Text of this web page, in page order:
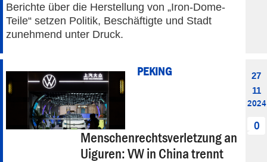
Berichte über die Herstellung von „Iron-Dome-
Teile“ setzen Politik, Beschäftigte und Stadt
zunehmend unter Druck.
PEKING
Menschenrechtsverletzung an
Uiguren: VW in China trennt
27
11
2024
0